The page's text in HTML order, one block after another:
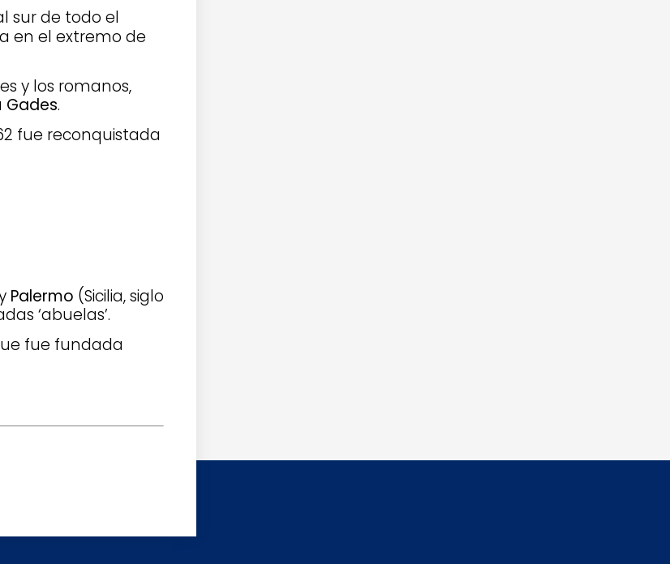
sur de todo el
en el extremo de
y los romanos,
Gades.
fue reconquistada
Palermo (Sicilia, siglo
‘abuelas’.
fue fundada